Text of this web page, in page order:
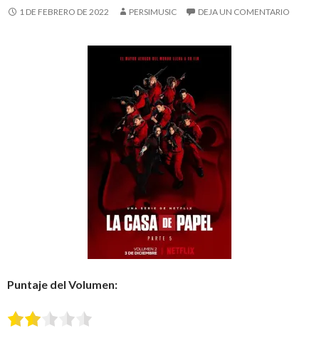
1 DE FEBRERO DE 2022 PERSIMUSIC DEJA UN COMENTARIO
Puntaje del Volumen: